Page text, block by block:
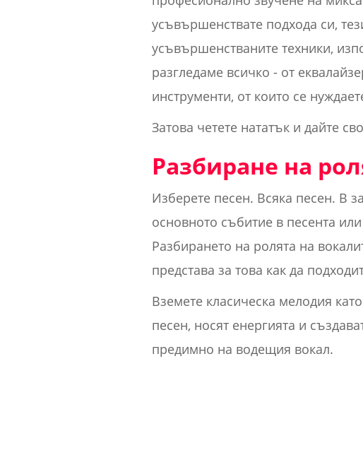
усъвършенствате подхода си,
усъвършенстваните техники,
разгледаме всичко - от
инструменти, от които се
Затова четете нататък и дайте
Разбиране на
Изберете песен. Всяка песен. В
основното събитие в песента
Разбирането на ролята на
представа за това как да
Вземете класическа мелодия като
песен, носят енергията и
предимно на водещия вокал.